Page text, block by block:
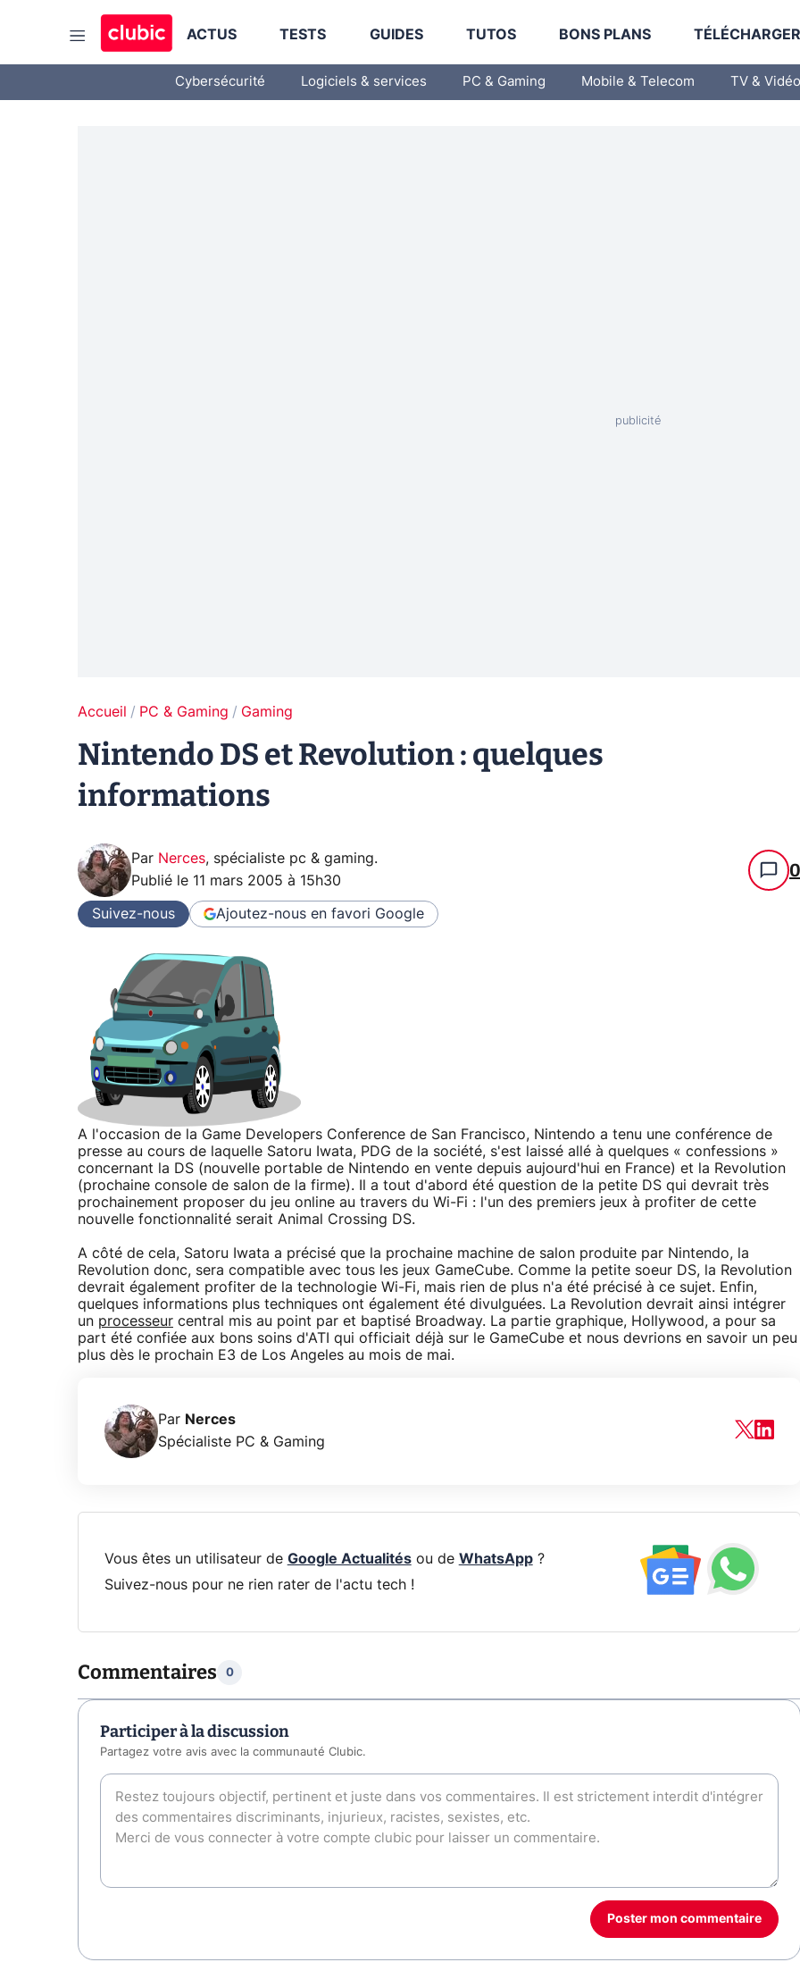
ACTUS TESTS GUIDES TUTOS BONS PLANS
Cybersécurité Logiciels & services PC & Gaming Mobile & Telecom TV & Vidéo
Accueil PC & Gaming Gaming
Nintendo DS et Revolution : quelques
informations
Par Nerces, spécialiste pc & gaming.
Publié le 11 mars 2005 à 15h30 0
Suivez-nous Ajoutez-nous en favori Google
A l'occasion de la Game Developers Conference de San Francisco, Nintendo a tenu une conférence de
presse au cours de laquelle Satoru Iwata, PDG de la société, s'est laissé allé à quelques « confessions »
concernant la DS (nouvelle portable de Nintendo en vente depuis aujourd'hui en France) et la Revolution
(prochaine console de salon de la firme). Il a tout d'abord été question de la petite DS qui devrait très
prochainement proposer du jeu online au travers du Wi-Fi : l'un des premiers jeux à profiter de cette
nouvelle fonctionnalité serait Animal Crossing DS.
A côté de cela, Satoru Iwata a précisé que la prochaine machine de salon produite par Nintendo, la
Revolution donc, sera compatible avec tous les jeux GameCube. Comme la petite soeur DS, la Revolution
devrait également profiter de la technologie Wi-Fi, mais rien de plus n'a été précisé à ce sujet. Enfin,
quelques informations plus techniques ont également été divulguées. La Revolution devrait ainsi intégrer
un processeur central mis au point par et baptisé Broadway. La partie graphique, Hollywood, a pour sa
part été confiée aux bons soins d'ATI qui officiait déjà sur le GameCube et nous devrions en savoir un peu
plus dès le prochain E3 de Los Angeles au mois de mai.
Par Nerces
Spécialiste PC & Gaming
Vous êtes un utilisateur de Google Actualitésou de WhatsApp?
Suivez-nous pour ne rien rater de l'actu tech !
Commentaires 0
Participer à la discussion
Partagez votre avis avec la communauté Clubic.
Poster mon commentaire